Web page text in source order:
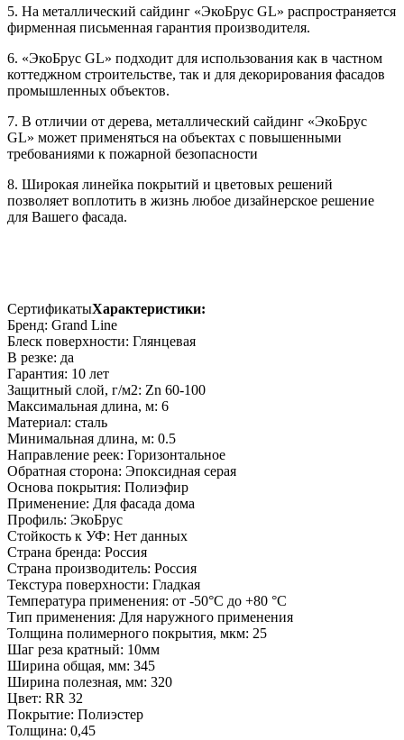
5. На металлический сайдинг «ЭкоБрус GL» распространяется
фирменная письменная гарантия производителя.
6. «ЭкоБрус GL» подходит для использования как в частном
коттеджном строительстве, так и для декорирования фасадов
промышленных объектов.
7. В отличии от дерева, металлический сайдинг «ЭкоБрус
GL» может применяться на объектах с повышенными
требованиями к пожарной безопасности
8. Широкая линейка покрытий и цветовых решений
позволяет воплотить в жизнь любое дизайнерское решение
для Вашего фасада.
СертификатыХарактеристики:
Бренд: Grand Line
Блеск поверхности: Глянцевая
В резке: да
Гарантия: 10 лет
Защитный слой, г/м2: Zn 60-100
Максимальная длина, м: 6
Материал: сталь
Минимальная длина, м: 0.5
Направление реек: Горизонтальное
Обратная сторона: Эпоксидная серая
Основа покрытия: Полиэфир
Применение: Для фасада дома
Профиль: ЭкоБрус
Стойкость к УФ: Нет данных
Страна бренда: Россия
Страна производитель: Россия
Текстура поверхности: Гладкая
Температура применения: от -50°C до +80 °C
Тип применения: Для наружного применения
Толщина полимерного покрытия, мкм: 25
Шаг реза кратный: 10мм
Ширина общая, мм: 345
Ширина полезная, мм: 320
Цвет: RR 32
Покрытие: Полиэстер
Толщина: 0,45